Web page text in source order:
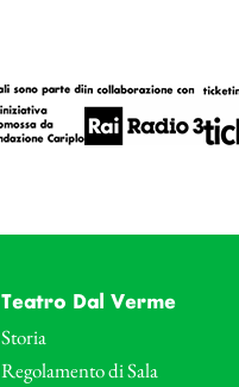
Teatro Dal Verme
Storia
Regolamento di Sala